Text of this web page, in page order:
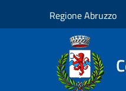
Regione Abruzzo